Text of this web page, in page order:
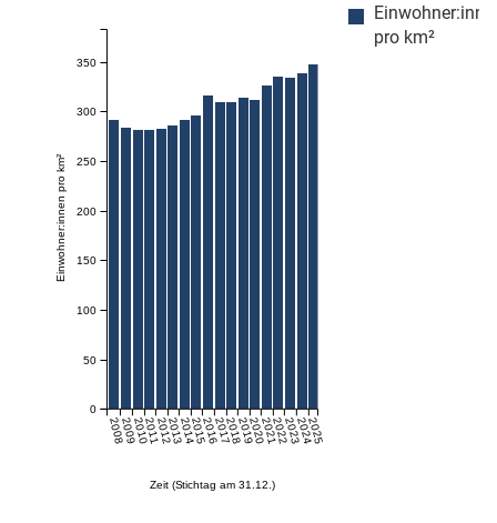
pro km²
Zeit (Stichtag am 31.12.)
200820092010201120122013201420152016201720182019202020212022202320242025
Einwohner:innen pro km²
0
50
100
150
200
250
300
350